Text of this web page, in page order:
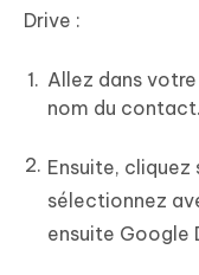
Drive :
Allez dans
nom du contact.
Ensuite, cliquez
sélectionnez
ensuite Google